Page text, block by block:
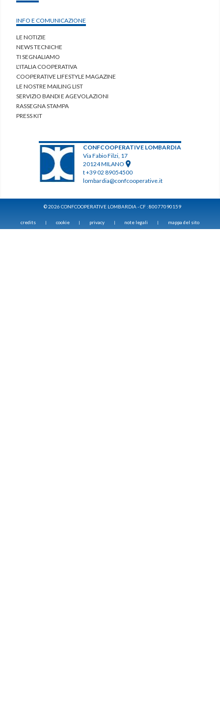
INFO E COMUNICAZIONE
LE NOTIZIE
NEWS TECNICHE
TI SEGNALIAMO
L'ITALIA COOPERATIVA
COOPERATIVE LIFESTYLE MAGAZINE
LE NOSTRE MAILING LIST
SERVIZIO BANDI E AGEVOLAZIONI
RASSEGNA STAMPA
PRESS KIT
CONFCOOPERATIVE LOMBARDIA
Via Fabio Filzi, 17
20124 MILANO
t +39 02 89054500
lombardia@confcooperative.it
© 2026 CONFCOOPERATIVE LOMBARDIA - CF : 80077090159
credits cookie privacy note legali mappa del sito